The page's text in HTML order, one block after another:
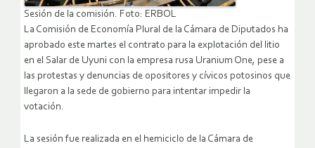
Sesión de la comisión. Foto: ERBOL
La Comisión de Economía Plural de la Cámara de Diputados ha
aprobado este martes el contrato para la explotación del litio
en el Salar de Uyuni con la empresa rusa Uranium One, pese a
las protestas y denuncias de opositores y cívicos potosinos que
llegaron a la sede de gobierno para intentar impedir la
votación.
La sesión fue realizada en el hemiciclo de la Cámara de